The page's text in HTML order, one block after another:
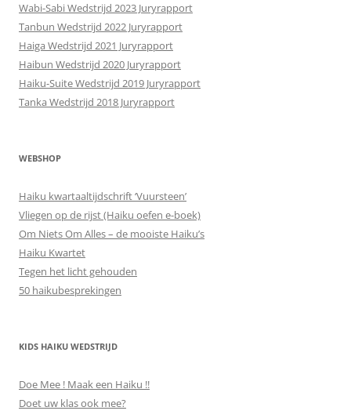
Wabi-Sabi Wedstrijd 2023 Juryrapport
Tanbun Wedstrijd 2022 Juryrapport
Haiga Wedstrijd 2021 Juryrapport
Haibun Wedstrijd 2020 Juryrapport
Haiku-Suite Wedstrijd 2019 Juryrapport
Tanka Wedstrijd 2018 Juryrapport
WEBSHOP
Haiku kwartaaltijdschrift ‘Vuursteen’
Vliegen op de rijst (Haiku oefen e-boek)
Om Niets Om Alles – de mooiste Haiku’s
Haiku Kwartet
Tegen het licht gehouden
50 haikubesprekingen
KIDS HAIKU WEDSTRIJD
Doe Mee ! Maak een Haiku !!
Doet uw klas ook mee?